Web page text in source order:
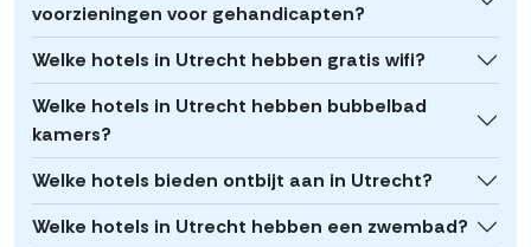
voorzieningen voor gehandicapten?
Welke hotels in Utrecht hebben gratis wifi?
Welke hotels in Utrecht hebben bubbelbad
kamers?
Welke hotels bieden ontbijt aan in Utrecht?
Welke hotels in Utrecht hebben een zwembad?